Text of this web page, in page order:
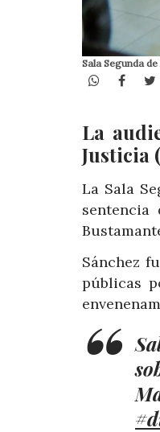
Sala Segunda
WhatsApp
La
Justicia
La Sala
sentencia
Sánchez
públicas